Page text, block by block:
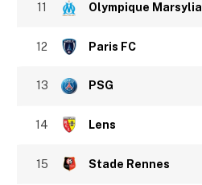
11 Olympique Marsylia
12 Paris FC
13 PSG
14 Lens
15 Stade Rennes